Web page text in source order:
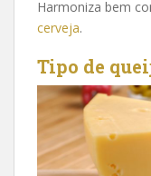
Harmoniza bem
cerveja.
Tipo de